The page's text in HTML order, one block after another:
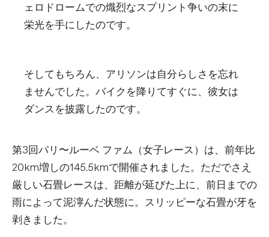
ェロドロームでの熾烈なスプリント争いの末に
栄光を手にしたのです。
そしてもちろん、アリソンは自分らしさを忘れ
ませんでした。バイクを降りてすぐに、彼女は
ダンスを披露したのです。
第3回パリ〜ルーベ ファム（女子レース）は、前年比
20km増しの145.5kmで開催されました。ただでさえ
厳しい石畳レースは、距離が延びた上に、前日までの
雨によって泥濘んだ状態に。スリッピーな石畳が牙を
剥きました。